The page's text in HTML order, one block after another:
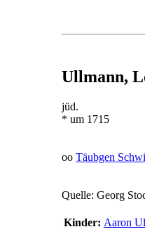
Ullmann,
jüd.
* um 1715
oo Täubgen
Quelle: Georg
Kinder: Aaron